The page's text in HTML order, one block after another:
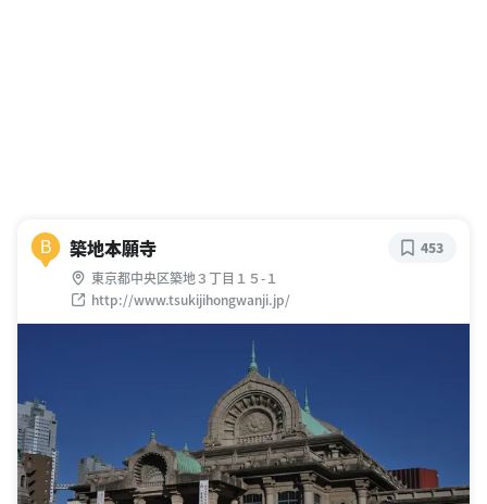
B 築地本願寺
東京都中央区築地３丁目１５-１
http://www.tsukijihongwanji.jp/
453